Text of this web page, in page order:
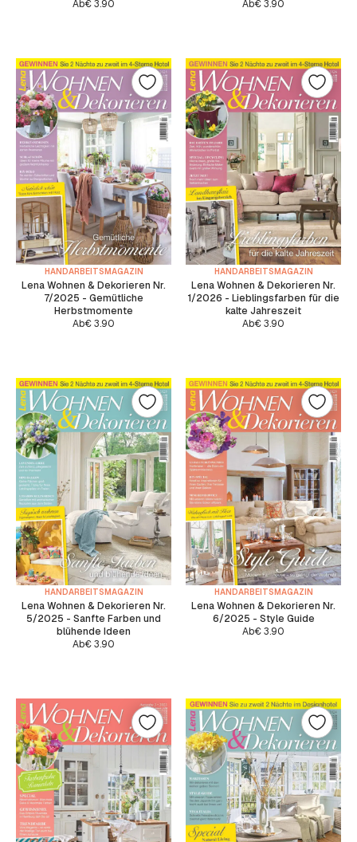
Ab€3.90 Ab€3.90
HANDARBEITSMAGAZIN
Lena Wohnen & Dekorieren Nr.
7/2025 - Gemütliche
Herbstmomente
Ab€3.90
HANDARBEITSMAGAZIN
Lena Wohnen & Dekorieren Nr.
1/2026 - Lieblingsfarben für die
kalte Jahreszeit
Ab€3.90
HANDARBEITSMAGAZIN
Lena Wohnen & Dekorieren Nr.
5/2025 - Sanfte Farben und
blühende Ideen
Ab€3.90
HANDARBEITSMAGAZIN
Lena Wohnen & Dekorieren Nr.
6/2025 - Style Guide
Ab€3.90